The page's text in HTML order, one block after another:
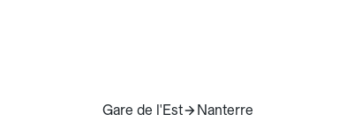
Gare de l'Est
Nanterre